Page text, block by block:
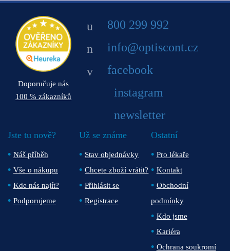
Doporučuje nás
100 % zákazníků
800 299 992
info@optiscont.cz
facebook
instagram
newsletter
Jste tu nově?
Náš příběh
Vše o nákupu
Kde nás najít?
Podporujeme
Už se známe
Stav objednávky
Chcete zboží vrátit?
Přihlásit se
Registrace
Ostatní
Pro lékaře
Kontakt
Obchodní
podmínky
Kdo jsme
Kariéra
Ochrana soukromí